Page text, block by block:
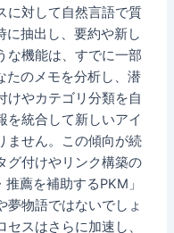
に対して自然言語で質
に抽出し、要約や新し
な機能は、すでに一部
たのメモを分析し、潜
けやカテゴリ分類を自
を統合して新しいアイ
ません。この傾向が続
グ付けやリンク構築の
薦を補助するPKM」
夢物語ではないでしょ
スはさらに加速し、